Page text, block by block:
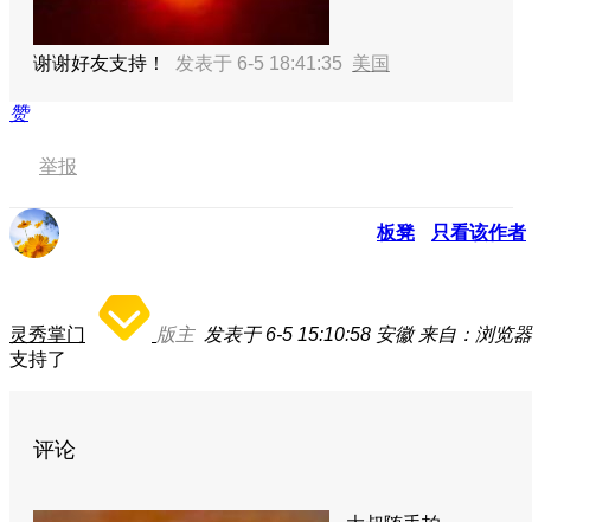
谢谢好友支持！ 发表于 6-5 18:41:35 美国
赞
举报
板凳 只看该作者
灵秀掌门 版主 发表于 6-5 15:10:58 安徽 来自：浏览器
支持了
评论